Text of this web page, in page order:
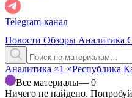
Telegram-канал
Новости Обзоры Аналитика
Аналитика ×1 ×Республика
Все материалы— 0
Ничего не найдено.